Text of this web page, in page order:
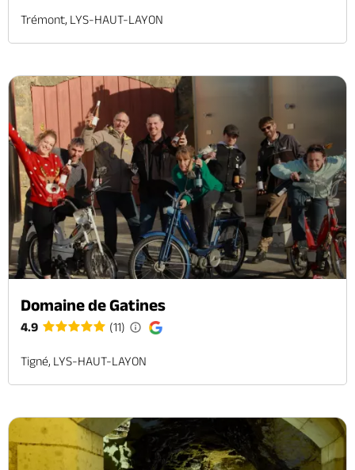
Trémont, LYS-HAUT-LAYON
Domaine de Gatines
4.9 (11)
Tigné, LYS-HAUT-LAYON